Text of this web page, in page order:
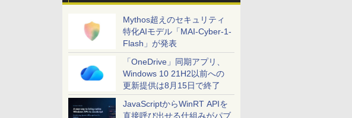
Mythos超えのセキュリティ
特化AIモデル「MAI-Cyber-1-
Flash」が発表
「OneDrive」同期アプリ、
Windows 10 21H2以前への
更新提供は8月15日で終了
JavaScriptからWinRT APIを
直接呼び出せる仕組みがパブ